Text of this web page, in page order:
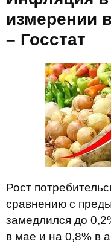
измерении
– Госстат
Рост
сравнению с
замедлился до
в мае и на 0,8% в